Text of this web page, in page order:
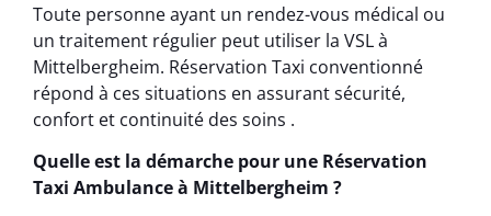
Toute personne ayant un rendez-vous médical ou
un traitement régulier peut utiliser la VSL à
Mittelbergheim. Réservation Taxi conventionné
répond à ces situations en assurant sécurité,
confort et continuité des soins .
Quelle est la démarche pour une Réservation
Taxi Ambulance à Mittelbergheim ?